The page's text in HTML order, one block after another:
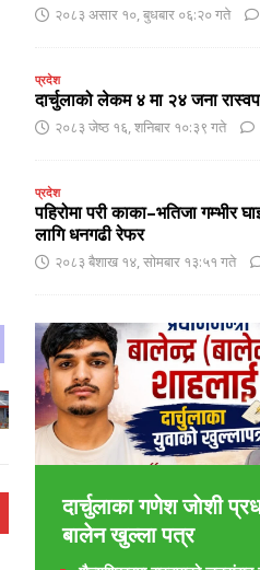
२०८३ असार १०, बुधबार ०६:२० गते
प्रदेश
दार्चुलाको लेकम ४ मा २४ जना
२०८३ जेष्ठ १६, शनिबार १०:३९ गते
प्रदेश
पहिरोमा परी काका–भतिजा गम्भीर
लागि धनगढी रेफर
२०८३ बैशाख १४, सोमबार १३:५१ गते
दार्चुलाका गणेश जाेशी
बालेन खुल्ला पत्र